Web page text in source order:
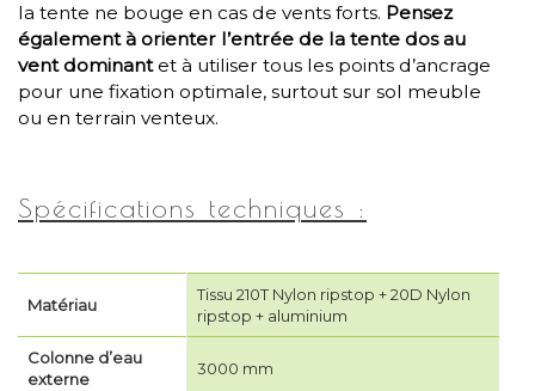
la tente ne bouge en cas de vents forts. Pensez
également à orienter l’entrée de la tente dos au
vent dominantet à utiliser tous les points d’ancrage
pour une fixation optimale, surtout sur sol meuble
ou en terrain venteux.
Spécifications techniques :
Matériau
Tissu 210T Nylon ripstop + 20D Nylon
ripstop + aluminium
Colonne d’eau
externe
3000 mm